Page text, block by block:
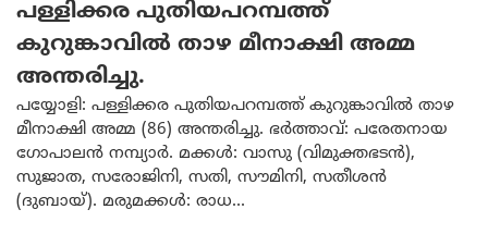
പള്ളിക്കര പുതിയപറമ്പത്ത്
കുറുങ്കാവിൽ താഴ മീനാക്ഷി അമ്മ
അന്തരിച്ചു.
പയ്യോളി: പള്ളിക്കര പുതിയപറമ്പത്ത് കുറുങ്കാവിൽ താഴ
മീനാക്ഷി അമ്മ (86) അന്തരിച്ചു. ഭർത്താവ്: പരേതനായ
ഗോപാലൻ നമ്പ്യാർ. മക്കൾ: വാസു (വിമുക്തഭടൻ),
സുജാത, സരോജിനി, സതി, സൗമിനി, സതീശൻ
(ദുബായ്). മരുമക്കൾ: രാധ...